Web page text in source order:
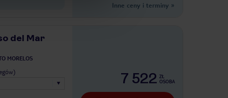
Inne ceny i terminy »
del Mar
MORELOS
7 522 ZŁ
OSOBA